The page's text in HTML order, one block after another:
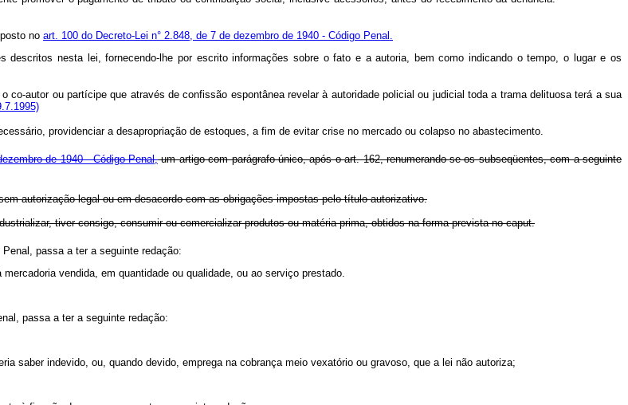
no art. 100 do Decreto-Lei n° 2.848, de 7 de dezembro de 1940 - Código Penal.
nesta lei, fornecendo-lhe por escrito informações sobre o fato e a autoria, bem como indicando o tempo, o lugar e os
autor ou partícipe que através de confissão espontânea revelar à autoridade policial ou judicial toda a trama delituosa terá a sua
providenciar a desapropriação de estoques, a fim de evitar crise no mercado ou colapso no abastecimento.
de 1940 - Código Penal,um artigo com parágrafo único, após o art. 162, renumerando-se os subseqüentes, com a seguinte
autorização legal ou em desacordo com as obrigações impostas pelo título autorizativo.
tiver consigo, consumir ou comercializar produtos ou matéria-prima, obtidos na forma prevista no caput.
Penal, passa a ter a seguinte redação:
vendida, em quantidade ou qualidade, ou ao serviço prestado.
passa a ter a seguinte redação:
saber indevido, ou, quando devido, emprega na cobrança meio vexatório ou gravoso, que a lei não autoriza;